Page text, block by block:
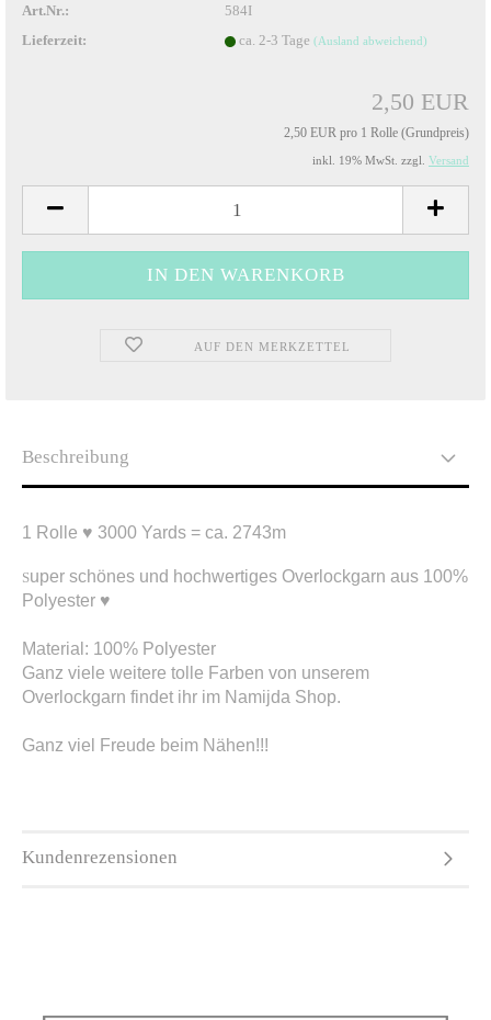
Art.Nr.:
584I
Lieferzeit:
ca. 2-3 Tage (Ausland abweichend)
2,50 EUR
2,50 EUR pro 1 Rolle (Grundpreis)
inkl. 19% MwSt. zzgl. Versand
AUF DEN MERKZETTEL
Beschreibung
1 Rolle ♥ 3000 Yards = ca. 2743m
Super schönes und hochwertiges Overlockgarn aus 100%
Polyester ♥
Material: 100% Polyester
Ganz viele weitere tolle Farben von unserem
Overlockgarn findet ihr im Namijda Shop.
Ganz viel Freude beim Nähen!!!
Kundenrezensionen